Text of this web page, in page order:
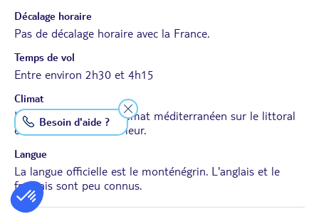
Décalage horaire
Pas de décalage horaire avec la France.
Temps de vol
Entre environ 2h30 et 4h15
Climat
Le Monténégro a un climat méditerranéen sur le littoral
et continental à l'intérieur.
Langue
La langue officielle est le monténégrin. L'anglais et le
français sont peu connus.
Besoin d'aide ?